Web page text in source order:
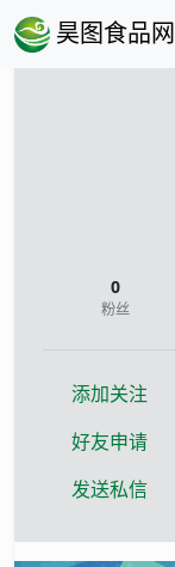
昊图食品网
0
粉丝
添加关注
好友申请
发送私信